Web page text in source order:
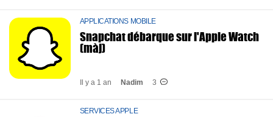
APPLICATIONS MOBILE
Snapchat débarque sur l'Apple Watch
(màj)
Il y a 1 an Nadim 3
SERVICES APPLE